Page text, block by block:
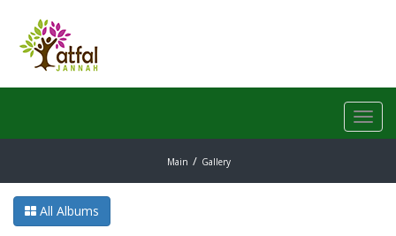
Main Gallery
All Albums